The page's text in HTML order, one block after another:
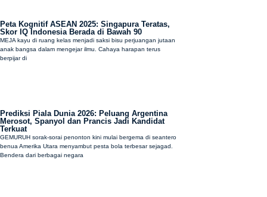
Peta Kognitif ASEAN 2025: Singapura Teratas,
Skor IQ Indonesia Berada di Bawah 90
MEJA kayu di ruang kelas menjadi saksi bisu perjuangan jutaan
anak bangsa dalam mengejar ilmu. Cahaya harapan terus
berpijar di
Prediksi Piala Dunia 2026: Peluang Argentina
Merosot, Spanyol dan Prancis Jadi Kandidat
Terkuat
GEMURUH sorak-sorai penonton kini mulai bergema di seantero
benua Amerika Utara menyambut pesta bola terbesar sejagad.
Bendera dari berbagai negara